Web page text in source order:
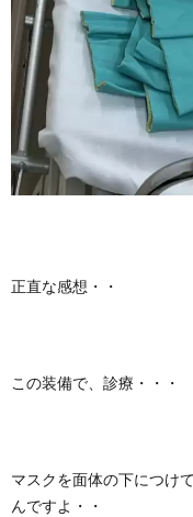
正直な感想・・
この装備で、診療・・・
マスクを面体の下につけ
んですよ・・